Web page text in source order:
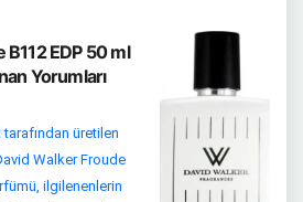
EDP 50 ml
Yorumları
tarafından üretilen
Walker Froude
ilgilenenlerin